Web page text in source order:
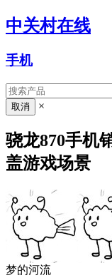
中关村在线
手机
×
骁龙870手机
盖游戏场景
梦的河流